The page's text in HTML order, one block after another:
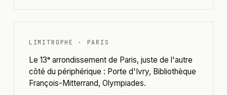
LIMITROPHE · PARIS
Le 13ᵉ arrondissement de Paris, juste de l'autre
côté du périphérique : Porte d'Ivry, Bibliothèque
François-Mitterrand, Olympiades.